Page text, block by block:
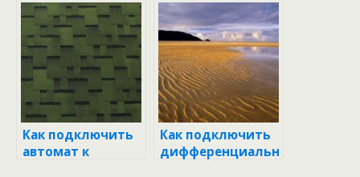
пошаговая
инструкция для
каждого
выключатель
одноклавишного
типа: Пошаговая
инструкция для
новичков
Как подключить
автомат к
Как подключить
дифференциальн